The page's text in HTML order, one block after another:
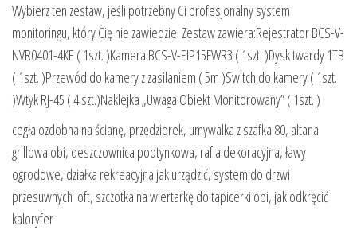
Wybierz ten zestaw, jeśli potrzebny Ci profesjonalny system
monitoringu, który Cię nie zawiedzie. Zestaw zawiera:Rejestrator BCS-V-
NVR0401-4KE ( 1szt. )Kamera BCS-V-EIP15FWR3 ( 1szt. )Dysk twardy 1TB
( 1szt. )Przewód do kamery z zasilaniem ( 5m )Switch do kamery ( 1szt.
)Wtyk RJ-45 ( 4 szt.)Naklejka „Uwaga Obiekt Monitorowany” ( 1szt. )
cegła ozdobna na ścianę, przędziorek, umywalka z szafka 80, altana
grillowa obi, deszczownica podtynkowa, rafia dekoracyjna, ławy
ogrodowe, działka rekreacyjna jak urządzić, system do drzwi
przesuwnych loft, szczotka na wiertarkę do tapicerki obi, jak odkręcić
kaloryfer